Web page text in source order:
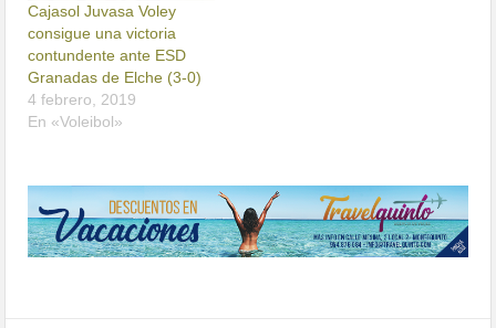
Cajasol Juvasa Voley
consigue una victoria
contundente ante ESD
Granadas de Elche (3-0)
4 febrero, 2019
En «Voleibol»